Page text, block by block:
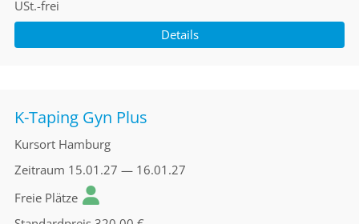
USt.-frei
Details
K-Taping Gyn Plus
Kursort Hamburg
Zeitraum 15.01.27 — 16.01.27
Freie Plätze